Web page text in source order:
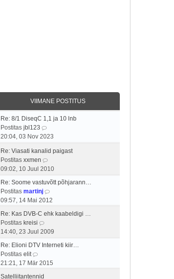
VIIMANE POSTITUS
Re: 8/1 DiseqC 1,1 ja 10 lnb
Postitas jbl123
a
t
a
v
i
i
m
s
p
o
t
20:04, 03 Nov 2023
Re: Viasati kanalid paigast
Postitas xxmen
a
t
a
v
i
m
s
p
09:02, 10 Juul 2010
Re: Soome vastuvõtt põhjarann…
Postitas martinj
a
t
v
i
m
09:57, 14 Mai 2012
Re: Kas DVB-C ehk kaabeldigi …
Postitas kreisi
a
t
v
14:40, 23 Juul 2009
Re: Elioni DTV Interneti kiir…
Postitas elit
a
21:21, 17 Mär 2015
Satelliitantennid